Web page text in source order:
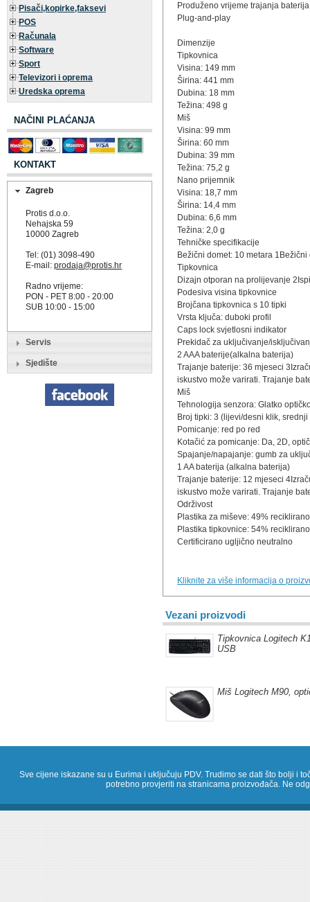
Pisači,kopirke,faksevi
POS
Računala
Software
Sport
Televizori i oprema
Uredska oprema
NAČINI PLAĆANJA
KONTAKT
Zagreb
Protis d.o.o.
Nehajska 59
10000 Zagreb
Tel: (01) 3098-490
E-mail:prodaja@protis.hr
Radno vrijeme:
PON - PET 8:00 - 20:00
SUB 10:00 - 15:00
Servis
Sjedište
Produženo vrijeme trajanja baterija
Plug-and-play
Dimenzije
Tipkovnica
Visina: 149 mm
Širina: 441 mm
Dubina: 18 mm
Težina: 498 g
Miš
Visina: 99 mm
Širina: 60 mm
Dubina: 39 mm
Težina: 75,2 g
Nano prijemnik
Visina: 18,7 mm
Širina: 14,4 mm
Dubina: 6,6 mm
Težina: 2,0 g
Tehničke specifikacije
Bežični domet: 10 metara
Tipkovnica
Dizajn otporan na prolijevanje
Podesiva visina tipkovnice
Brojčana tipkovnica s 10 tipki
Vrsta ključa: duboki profil
Caps lock svjetlosni indikator
Prekidač za uključivanje/
2 AAA baterije(alkalna baterija)
Trajanje baterije: 36 mjeseci
iskustvo može varirati. Trajanje
Miš
Tehnologija senzora: Glatko
Broj tipki: 3 (lijevi/desni klik, srednji
Pomicanje: red po red
Kotačić za pomicanje: Da, 2D,
Spajanje/napajanje: gumb za
1 AA baterija (alkalna baterija)
Trajanje baterije: 12 mjeseci
iskustvo može varirati. Trajanje
Održivost
Plastika za miševe: 49%
Plastika tipkovnice: 54%
Certificirano ugljično neutralno
Kliknite za više informacija o
Vezani proizvodi
Tipkovnica Logitech
USB
Miš Logitech M90,
Sve cijene iskazane su u Eurima i uključuju PDV. Trudimo se dati što bolji i
potrebno provjeriti na stranicama proizvođača. Ne